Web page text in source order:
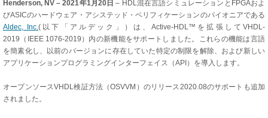
Henderson, NV – 2021年1月20日 – HDL混在言語シミュレーションとFPGAおよ
びASICのハードウェア・アシステッド・ベリフィケーションのパイオニアである
Aldec, Inc.(以下「アルデック」）は、Active-HDL™を拡張してVHDL-
2019（IEEE 1076-2019）内の新機能をサポートしました。これらの機能は言語
を簡素化し、以前のバージョンに存在していた特定の制限を解除、および新しい
アプリケーションプログラミングインターフェイス（API）を導入します。
オープンソースVHDL検証方法（OSVVM）のリリース2020.08のサポートも追加
されました。